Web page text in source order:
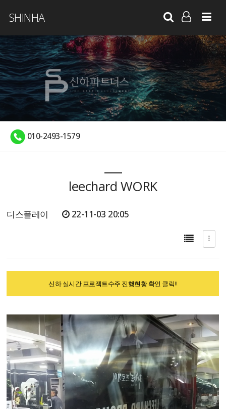
SHINHA
LOG IN
SIGN UP
010-2493-1579
leechard WORK
디스플레이 22-11-03 20:05
신하 실시간 프로젝트수주 진행현황 확인 클릭!!